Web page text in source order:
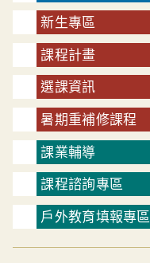
新生專區
課程計畫
選課資訊
暑期重補修課程
課業輔導
課程諮詢專區
戶外教育填報專區